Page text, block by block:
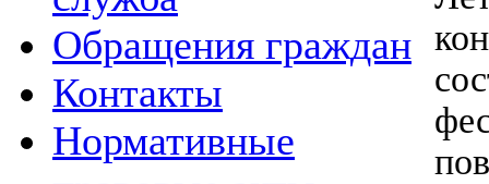
Обращения граждан
Контакты
Нормативные